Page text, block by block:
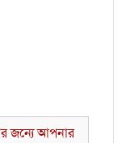
জন্যে আপনার